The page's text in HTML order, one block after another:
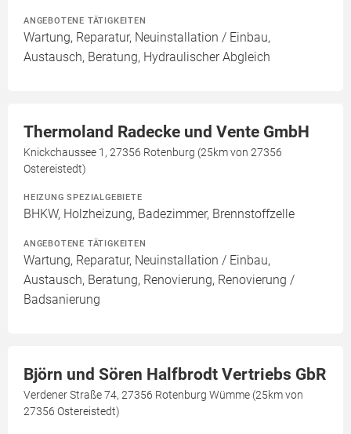
ANGEBOTENE TÄTIGKEITEN
Wartung, Reparatur, Neuinstallation / Einbau,
Austausch, Beratung, Hydraulischer Abgleich
Thermoland Radecke und Vente GmbH
Knickchaussee 1, 27356 Rotenburg (25km von 27356
Ostereistedt)
HEIZUNG SPEZIALGEBIETE
BHKW, Holzheizung, Badezimmer, Brennstoffzelle
ANGEBOTENE TÄTIGKEITEN
Wartung, Reparatur, Neuinstallation / Einbau,
Austausch, Beratung, Renovierung, Renovierung /
Badsanierung
Björn und Sören Halfbrodt Vertriebs GbR
Verdener Straße 74, 27356 Rotenburg Wümme (25km von
27356 Ostereistedt)